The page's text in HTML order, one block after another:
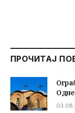
ПРОЧИТАЈ